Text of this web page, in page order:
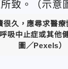
很久，應尋求醫
吸中止症或其他
圖／Pexels）